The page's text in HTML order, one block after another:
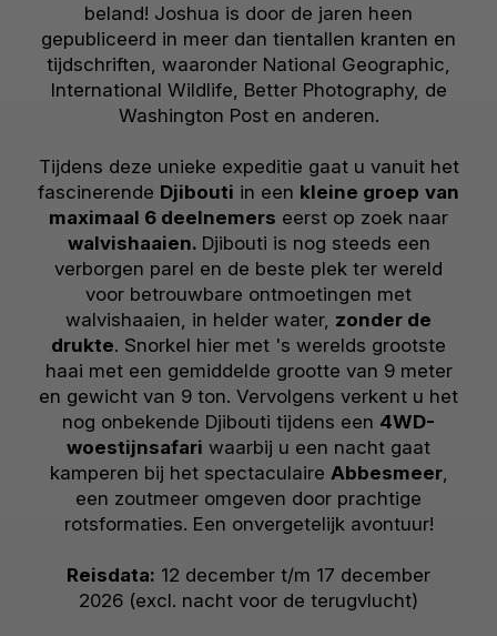
beland! Joshua is door de jaren heen
gepubliceerd in meer dan tientallen kranten en
tijdschriften, waaronder National Geographic,
International Wildlife, Better Photography, de
Washington Post en anderen.
Tijdens deze unieke expeditie gaat u vanuit het
fascinerende Djibouti in een kleine groep van
maximaal 6 deelnemers eerst op zoek naar
walvishaaien. Djibouti is nog steeds een
verborgen parel en de beste plek ter wereld
voor betrouwbare ontmoetingen met
walvishaaien, in helder water, zonder de
drukte. Snorkel hier met 's werelds grootste
haai met een gemiddelde grootte van 9 meter
en gewicht van 9 ton. Vervolgens verkent u het
nog onbekende Djibouti tijdens een 4WD-
woestijnsafari waarbij u een nacht gaat
kamperen bij het spectaculaire Abbesmeer,
een zoutmeer omgeven door prachtige
rotsformaties. Een onvergetelijk avontuur!
Reisdata: 12 december t/m 17 december
2026 (excl. nacht voor de terugvlucht)